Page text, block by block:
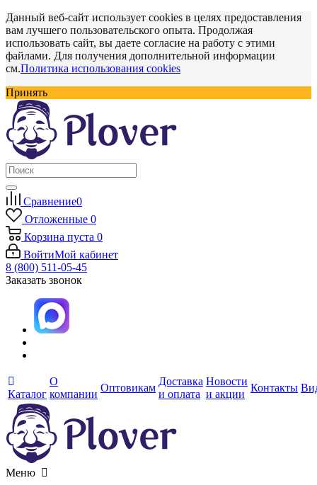
Данный веб-сайт использует cookies в целях предоставления
вам лучшего пользовательского опыта. Продолжая
использовать сайт, вы даете согласие на работу с этими
файлами. Для получения дополнительной информации
см.Политика использования cookies
Принять
Сравнение0
Отложенные 0
Корзина пуста 0
ВойтиМой кабинет
8 (800) 511-05-45
Заказать звонок
Каталог
О
компании
Оптовикам
Доставка
и оплата
Новости
и акции
Контакты
Меню